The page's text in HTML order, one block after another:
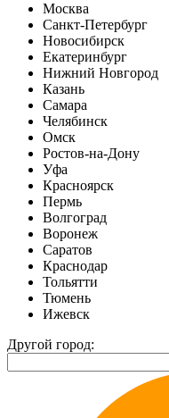
Москва
Санкт-Петербург
Новосибирск
Екатеринбург
Нижний Новгород
Казань
Самара
Челябинск
Омск
Ростов-на-Дону
Уфа
Красноярск
Пермь
Волгоград
Воронеж
Саратов
Краснодар
Тольятти
Тюмень
Ижевск
Другой город: